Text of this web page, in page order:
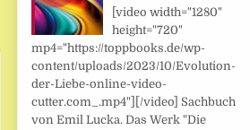
[video width="1280"
height="720"
mp4="https://toppbooks.de/wp-
content/uploads/2023/10/Evolution-
der-Liebe-online-video-
cutter.com_.mp4"][/video] Sachbuch
von Emil Lucka. Das Werk "Die